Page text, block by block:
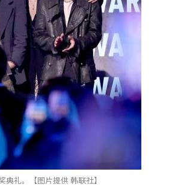
礼。【图片提供 韩联社】